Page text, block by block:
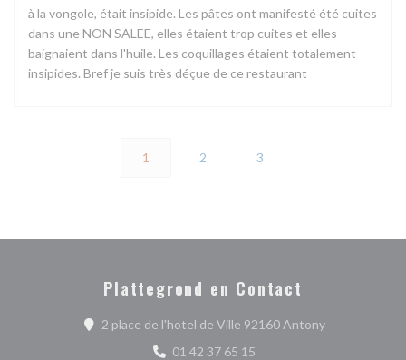
à la vongole, était insipide. Les pâtes ont manifesté été cuites
dans une NON SALEE, elles étaient trop cuites et elles
baignaient dans l'huile. Les coquillages étaient totalement
insipides. Bref je suis très déçue de ce restaurant
1 2 3
Plattegrond en Contact
2 place de l'hotel de Ville 92160 Antony((opent in
01 42 37 65 15